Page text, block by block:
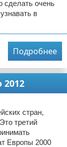
сделать очень
в
Подробнее
2012
стран,
третий
Европы 2000